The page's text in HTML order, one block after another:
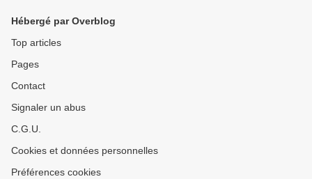
Hébergé par Overblog
Top articles
Pages
Contact
Signaler un abus
C.G.U.
Cookies et données personnelles
Préférences cookies